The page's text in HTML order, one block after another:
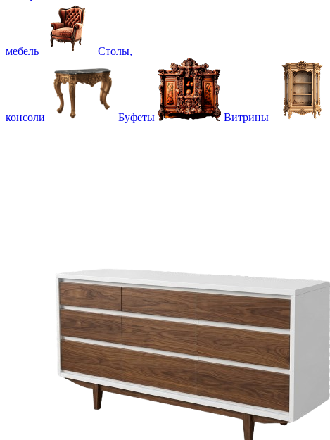
мебель Столы,
консоли Буфеты Витрины